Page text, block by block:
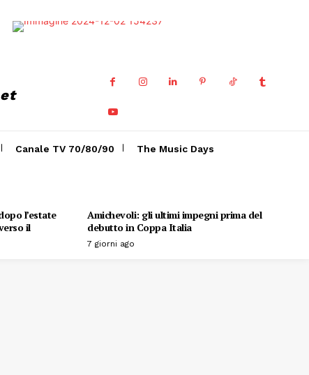
Canale TV 70/80/90 The Music Days
l’estate
il
Amichevoli: gli ultimi impegni prima del
debutto in Coppa Italia
7 giorni ago